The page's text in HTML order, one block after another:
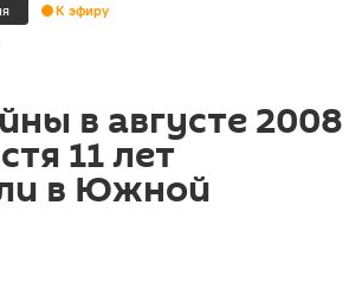
К эфиру
в августе 2008
11 лет
в Южной